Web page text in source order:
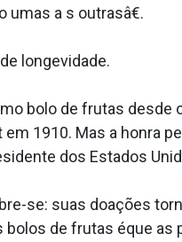
a s outrasâ€.
longevidade.
bolo de frutas desde
1910. Mas a honra
dos Estados
se: suas doações
de frutas éque